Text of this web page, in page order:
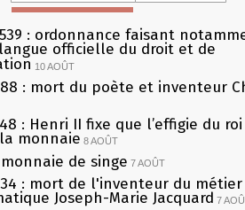
: ordonnance faisant
officielle du droit et de
10 AOÛT
: mort du poète et inventeur
: Henri II fixe que l’effigie du
monnaie 8 AOÛT
de singe 7 AOÛT
: mort de l'inventeur du
Joseph-Marie Jacquard 7